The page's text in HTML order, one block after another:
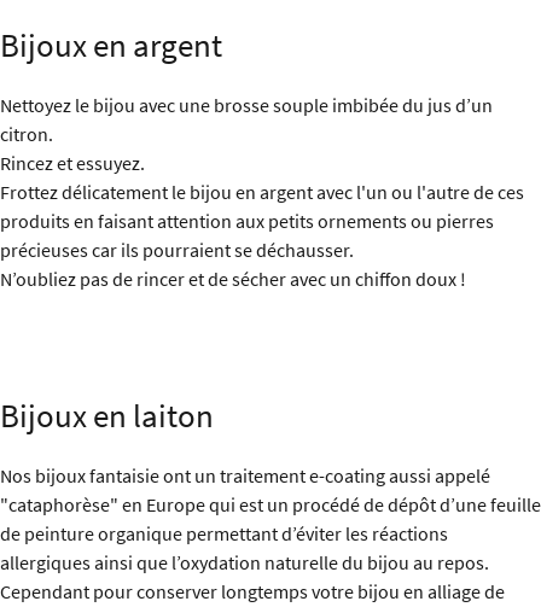
Bijoux en argent
Nettoyez le bijou avec une brosse souple imbibée du jus d’un
citron.
Rincez et essuyez.
Frottez délicatement le bijou en argent avec l'un ou l'autre de ces
produits en faisant attention aux petits ornements ou pierres
précieuses car ils pourraient se déchausser.
N’oubliez pas de rincer et de sécher avec un chiffon doux !
Bijoux en laiton
Nos bijoux fantaisie ont un traitement e-coating aussi appelé
"cataphorèse" en Europe qui est un procédé de dépôt d’une feuille
de peinture organique permettant d’éviter les réactions
allergiques ainsi que l’oxydation naturelle du bijou au repos.
Cependant pour conserver longtemps votre bijou en alliage de